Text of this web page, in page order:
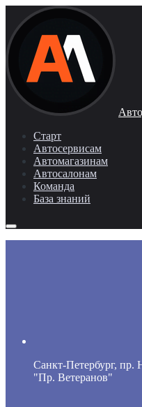
Старт
Автосервисам
Автомагазинам
Автосалонам
Команда
База знаний
Санкт-Петербург, пр.
"Пр. Ветеранов"